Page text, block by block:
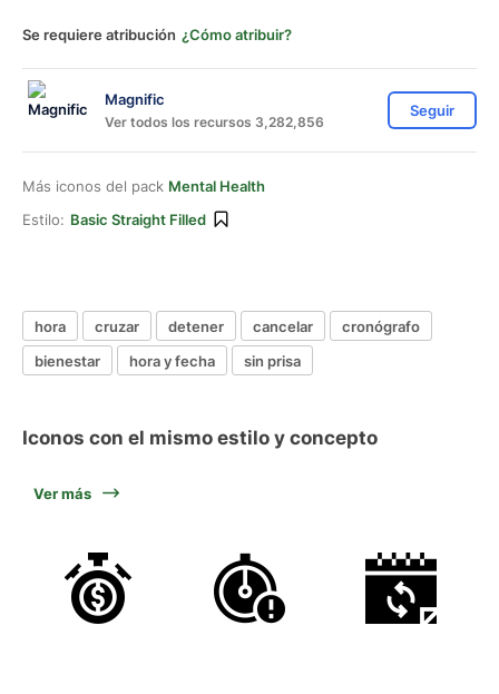
Se requiere atribución ¿Cómo atribuir?
Magnific
Ver todos los recursos 3,282,856
Seguir
Más iconos del pack Mental Health
Estilo: Basic Straight Filled
hora cruzar detener cancelar
cronógrafo
bienestar
hora y fecha sin prisa
Iconos con el mismo estilo y concepto
Ver más